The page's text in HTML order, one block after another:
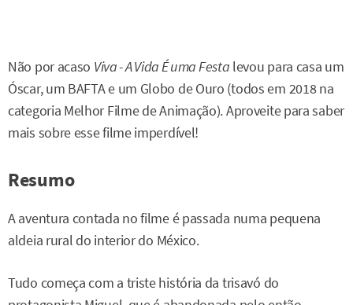
Não por acaso Viva - A Vida É uma Festa levou para casa um
Óscar, um BAFTA e um Globo de Ouro (todos em 2018 na
categoria Melhor Filme de Animação). Aproveite para saber
mais sobre esse filme imperdível!
Resumo
A aventura contada no filme é passada numa pequena
aldeia rural do interior do México.
Tudo começa com a triste história da trisavó do